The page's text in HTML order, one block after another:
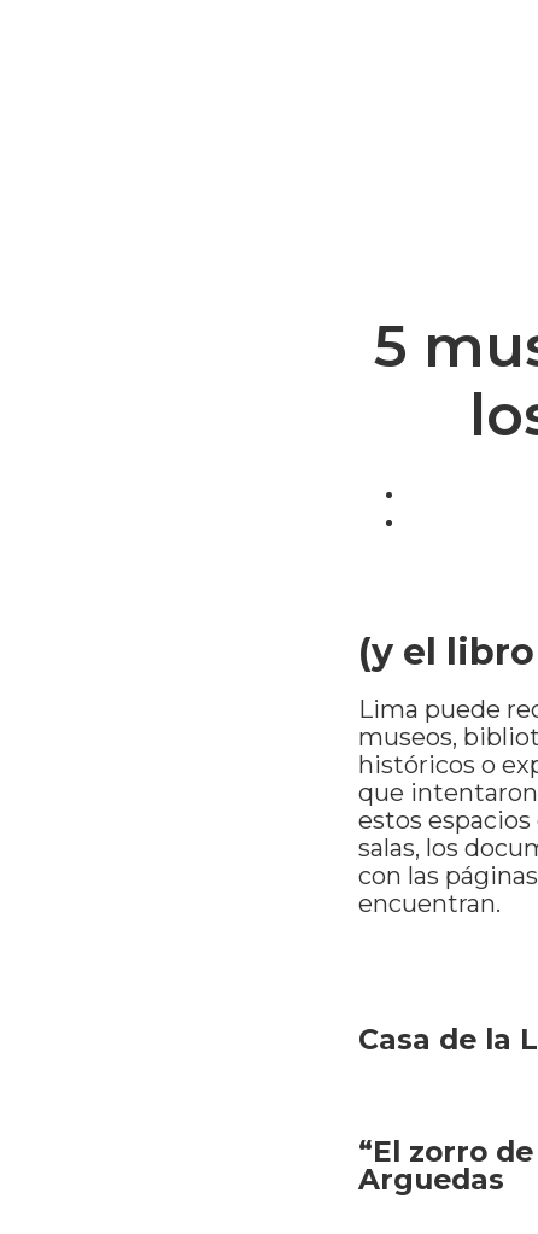
5
(y el
Lima puede
museos,
históricos o
que
estos
salas, los
con las
encuentran.
Casa de la
“El zorro
Arguedas